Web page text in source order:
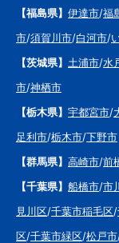
【福島県】 伊達市/福
市/須賀川市/白河市/
【茨城県】 土浦市/水
市/神栖市
【栃木県】 宇都宮市/
足利市/栃木市/下野市
【群馬県】 高崎市/前
【千葉県】 船橋市/市
見川区/千葉市稲毛区/
区/千葉市緑区/松戸市